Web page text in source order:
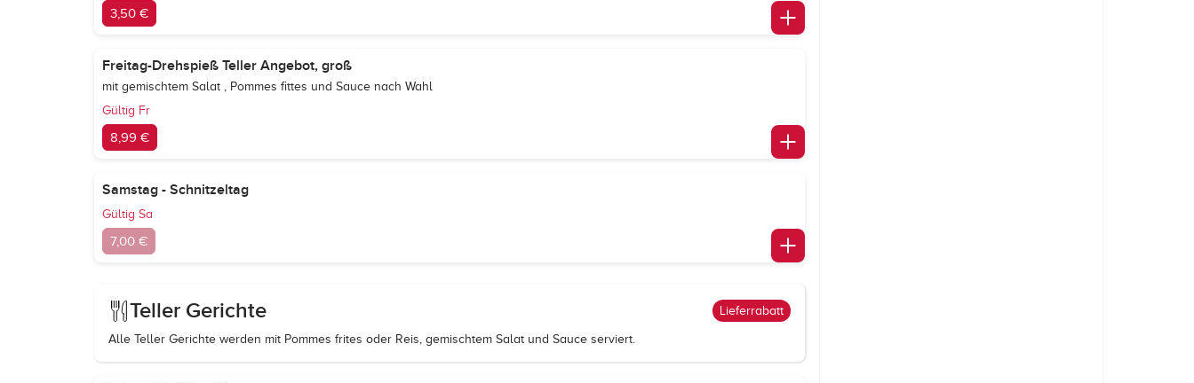
3,50 €
Freitag-Drehspieß Teller Angebot, groß
mit gemischtem Salat , Pommes fittes und Sauce nach Wahl
Gültig Fr
8,99 €
Samstag - Schnitzeltag
Gültig Sa
7,00 €
Teller Gerichte Lieferrabatt
Alle Teller Gerichte werden mit Pommes frites oder Reis, gemischtem Salat und Sauce serviert.